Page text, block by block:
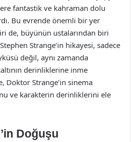
fantastik ve kahraman dolu
Bu evrende önemli bir yer
de, büyünün ustalarından biri
Strange’in hikayesi, sadece
değil, aynı zamanda
derinliklerine inme
Doktor Strange’in sinema
ve karakterin derinliklerini ele
Doğuşu